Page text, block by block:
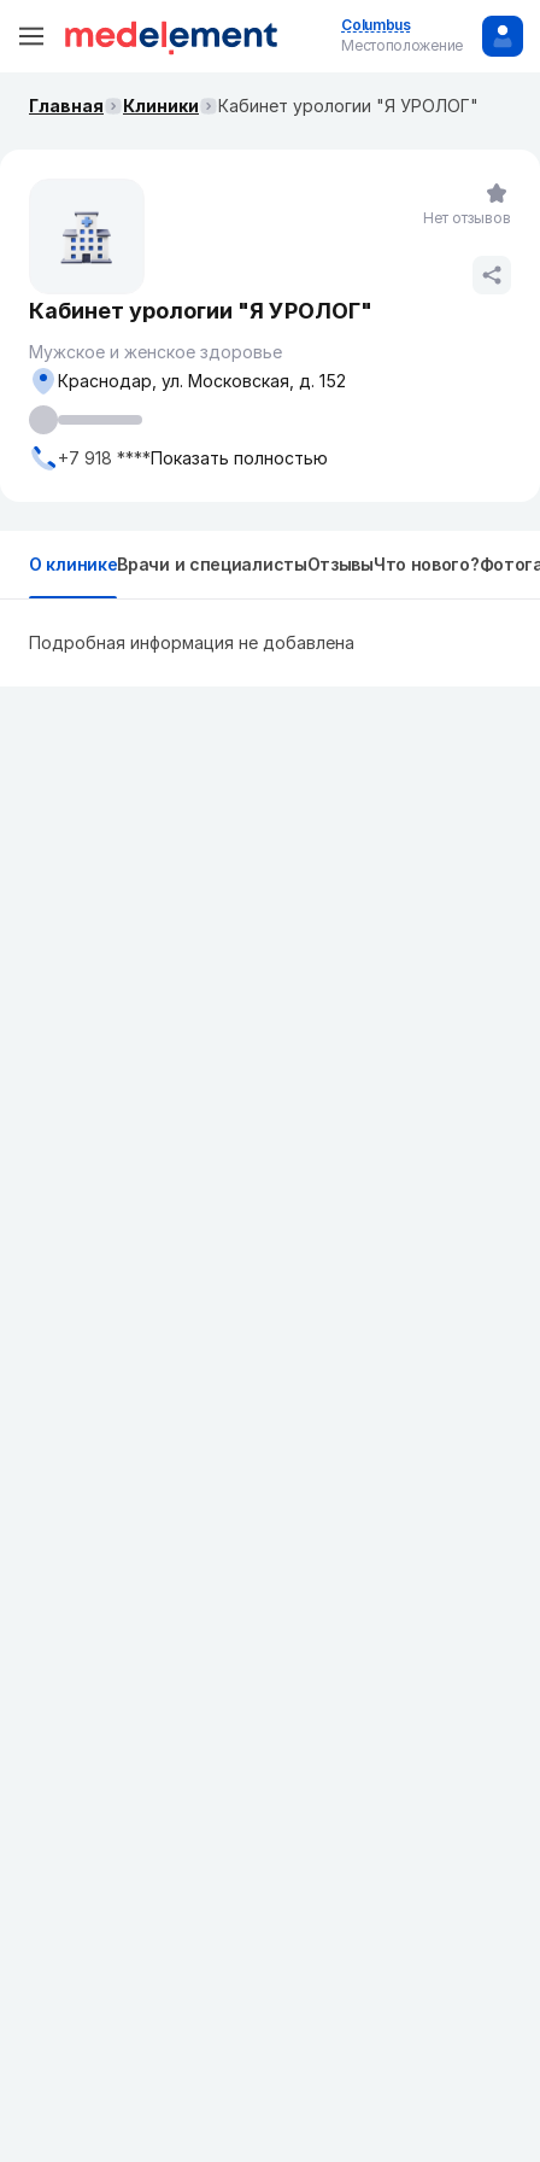
Columbus
Местоположение
Главная Клиники Кабинет урологии "Я УРОЛОГ"
Кабинет урологии "Я УРОЛОГ"
Мужское и женское здоровье
Краснодар, ул. Московская, д. 152
+7 918 ****Показать полностью
Нет отзывов
О клиникеВрачи и специалистыОтзывыЧто нового?
Подробная информация не добавлена